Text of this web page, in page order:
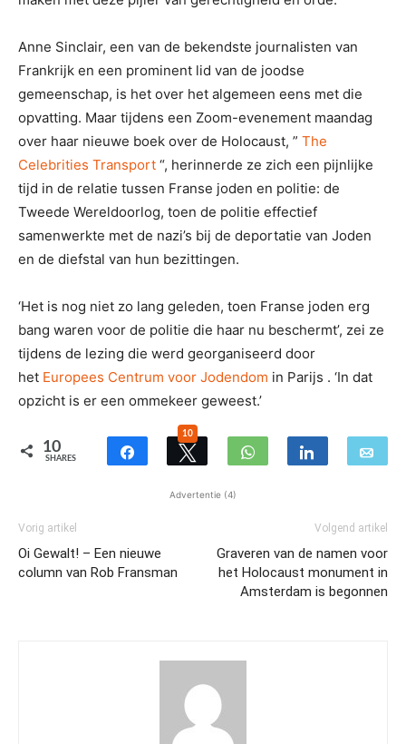
Anne Sinclair, een van de bekendste journalisten van
Frankrijk en een prominent lid van de joodse
gemeenschap, is het over het algemeen eens met die
opvatting. Maar tijdens een Zoom-evenement maandag
over haar nieuwe boek over de Holocaust, ” The
Celebrities Transport “, herinnerde ze zich een pijnlijke
tijd in de relatie tussen Franse joden en politie: de
Tweede Wereldoorlog, toen de politie effectief
samenwerkte met de nazi’s bij de deportatie van Joden
en de diefstal van hun bezittingen.
‘Het is nog niet zo lang geleden, toen Franse joden erg
bang waren voor de politie die haar nu beschermt’, zei ze
tijdens de lezing die werd georganiseerd door
het Europees Centrum voor Jodendom in Parijs . ‘In dat
opzicht is er een ommekeer geweest.’
10
SHARES
10
Advertentie (4)
Vorig artikel
Oi Gewalt! – Een nieuwe
column van Rob Fransman
Volgend artikel
Graveren van de namen voor
het Holocaust monument in
Amsterdam is begonnen